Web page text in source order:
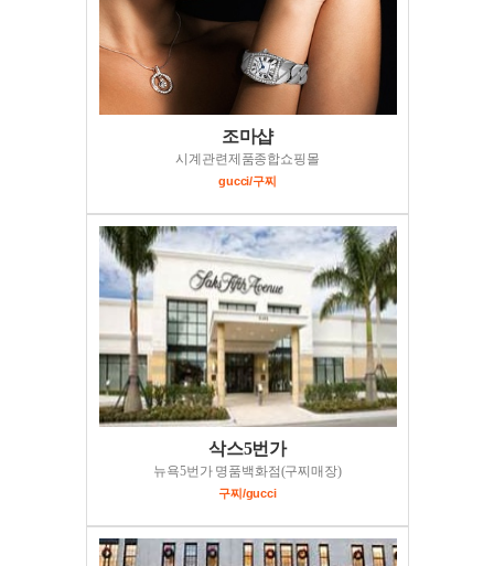
조마샵
시계관련제품종합쇼핑몰
gucci/구찌
삭스5번가
뉴욕5번가 명품백화점(구찌매장)
구찌/gucci